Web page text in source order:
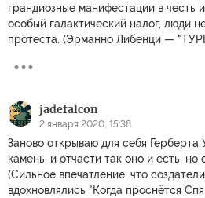
грандиозные манифестации в честь
особый галактический налог, люди
протеста. (Эрманно Либенци —
jadefalcon
2 января 2020, 15:38
Заново открываю для себя
камень, и отчасти так оно и есть, но
(Сильное впечатление, что
вдохновлялись "Когда проснётся